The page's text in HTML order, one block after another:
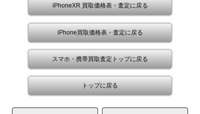
iPhoneXR 買取価格表・査定に戻る
iPhone買取価格表・査定に戻る
スマホ・携帯買取査定トップに戻る
トップに戻る